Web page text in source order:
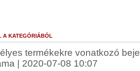
A KATEGÓRIÁBÓL
termékekre vonatkozó
| 2020-07-08 10:07